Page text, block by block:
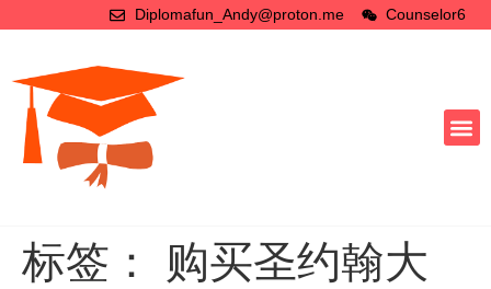
Diplomafun_Andy@proton.me Counselor6
标签： 购买圣约翰大